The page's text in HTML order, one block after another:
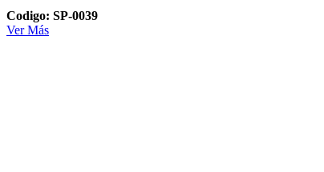
Codigo: SP-0039
Ver Más